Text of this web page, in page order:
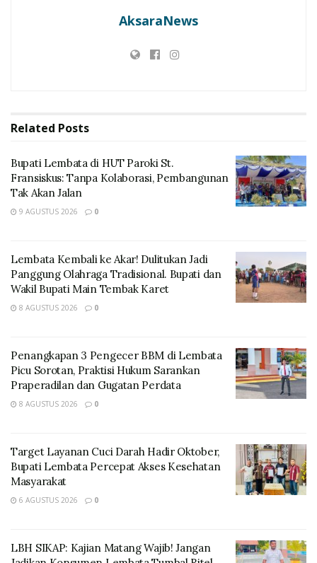
Menanggapi hal itu, Bertolomeus Take, S.H., yang juga
Ia mengatakan bahwa menduga adalah hak setiap
kasus.
Menanggapi pernyataan tersebut, anggota tim kuasa
hukum keluarga korban lainnya, Advokat Vinsensius
menyalahi Kode Etik Advokat Indonesia dan Undang-
Undang tentang Advokat.
“Pernyataan rekan sejawat saya kepada media tidak
menjadi prinsip dasar profesi advokat di Indonesia,”
AksaraNews
Related Posts
Bupati Lembata di HUT Paroki St.
Fransiskus: Tanpa Kolaborasi, Pembangunan
Tak Akan Jalan
9 AGUSTUS 2026 0
Lembata Kembali ke Akar! Dulitukan Jadi
Panggung Olahraga Tradisional. Bupati dan
Wakil Bupati Main Tembak Karet
8 AGUSTUS 2026 0
Penangkapan 3 Pengecer BBM di Lembata
Picu Sorotan, Praktisi Hukum Sarankan
Praperadilan dan Gugatan Perdata
8 AGUSTUS 2026 0
Target Layanan Cuci Darah Hadir Oktober,
Bupati Lembata Percepat Akses Kesehatan
Masyarakat
6 AGUSTUS 2026 0
LBH SIKAP: Kajian Matang Wajib! Jangan